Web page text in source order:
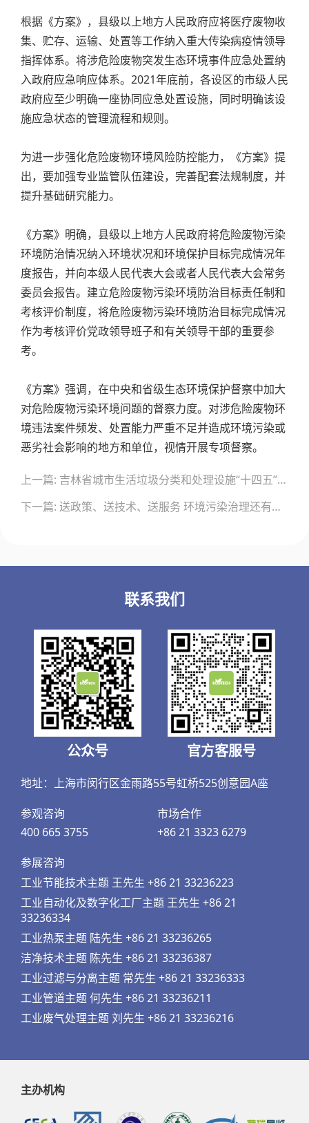
根据《方案》，县级以上地方人民政府应将医疗废物收
集、贮存、运输、处置等工作纳入重大传染病疫情领导
指挥体系。将涉危险废物突发生态环境事件应急处置纳
入政府应急响应体系。2021年底前，各设区的市级人民
政府应至少明确一座协同应急处置设施，同时明确该设
施应急状态的管理流程和规则。
为进一步强化危险废物环境风险防控能力，《方案》提
出，要加强专业监管队伍建设，完善配套法规制度，并
提升基础研究能力。
《方案》明确，县级以上地方人民政府将危险废物污染
环境防治情况纳入环境状况和环境保护目标完成情况年
度报告，并向本级人民代表大会或者人民代表大会常务
委员会报告。建立危险废物污染环境防治目标责任制和
考核评价制度，将危险废物污染环境防治目标完成情况
作为考核评价党政领导班子和有关领导干部的重要参
考。
《方案》强调，在中央和省级生态环境保护督察中加大
对危险废物污染环境问题的督察力度。对涉危险废物环
境违法案件频发、处置能力严重不足并造成环境污染或
恶劣社会影响的地方和单位，视情开展专项督察。
章
航
上一篇: 吉林省城市生活垃圾分类和处理设施“十四五”规划
下一篇: 送政策、送技术、送服务 环境污染治理还有什么不行
联系我们
公众号 官方客服号
地址：上海市闵行区金雨路55号虹桥525创意园A座
参观咨询
400 665 3755
市场合作
+86 21 3323 6279
参展咨询
工业节能技术主题 王先生 +86 21 33236223
工业自动化及数字化工厂主题 王先生 +86 21
33236334
工业热泵主题 陆先生 +86 21 33236265
洁净技术主题 陈先生 +86 21 33236387
工业过滤与分离主题 常先生 +86 21 33236333
工业管道主题 何先生 +86 21 33236211
工业废气处理主题 刘先生 +86 21 33236216
主办机构